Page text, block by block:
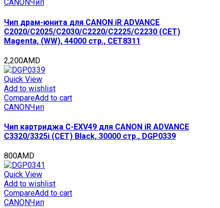
CANONЧип
Чип драм-юнита для CANON iR ADVANCE
C2020/C2025/C2030/C2220/C2225/C2230 (CET)
Magenta, (WW), 44000 стр., CET8311
2,200AMD
Quick View
Add to wishlist
CompareAdd to cart
CANONЧип
Чип картриджа C-EXV49 для CANON iR ADVANCE
C3320/3325i (CET) Black, 30000 стр., DGP0339
800AMD
Quick View
Add to wishlist
CompareAdd to cart
CANONЧип